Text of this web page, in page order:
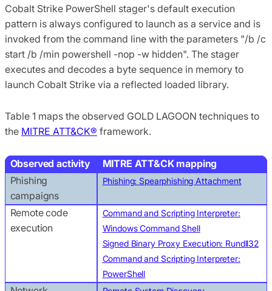
Cobalt Strike PowerShell stager's default execution
pattern is always configured to launch as a service and is
invoked from the command line with the parameters "/b /c
start /b /min powershell -nop -w hidden". The stager
executes and decodes a byte sequence in memory to
launch Cobalt Strike via a reflected loaded library.
Table 1 maps the observed GOLD LAGOON techniques to
the MITRE ATT&CK® framework.
Observed activity
MITRE ATT&CK mapping
Phishing
campaigns
Phishing: Spearphishing Attachment
Remote code
execution
Command and Scripting Interpreter:
Windows Command Shell
Signed Binary Proxy Execution: Rundll32
Command and Scripting Interpreter:
PowerShell